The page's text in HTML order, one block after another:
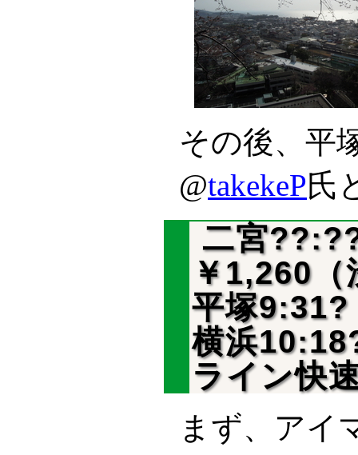
その後、平
@takekeP氏
二宮
￥1,260
平塚
横浜
ライン快
まず、アイ